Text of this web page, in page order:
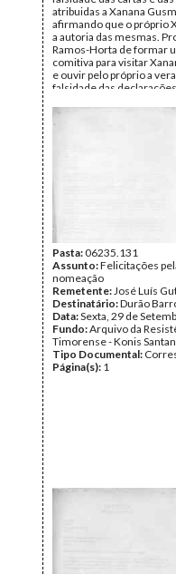
atribuidas a Xanana
afirmando que o próprio
a autoria das mesmas.
Ramos-Horta de formar
comitiva para visitar
e ouvir pelo próprio a
falsidade das
editor da Far Eastern
Review, o Sr. Irawan
Data:
Fundo:
Timorense - TAPOL
Tipo Documental:
Página(s):1
Pasta:06235.131
Assunto:Felicitações
nomeação
Remetente:José Luís
Destinatário:Durão
Data:Sexta, 29 de
Fundo:Arquivo da
Timorense - Konis
Tipo Documental:
Página(s): 1